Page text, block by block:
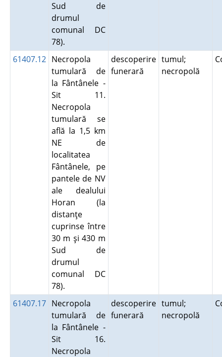
Sud de
drumul
comunal DC
78).
61407.12 Necropola
tumulară de
la Fântânele -
Sit 11.
Necropola
tumulară se
află la 1,5 km
NE de
localitatea
Fântânele, pe
pantele de NV
ale dealului
Horan (la
distanţe
cuprinse între
30 m şi 430 m
Sud de
drumul
comunal DC
78).
descoperire
funerară
tumul;
necropolă
61407.17 Necropola
tumulară de
la Fântânele -
Sit 16.
Necropola
descoperire
funerară
tumul;
necropolă